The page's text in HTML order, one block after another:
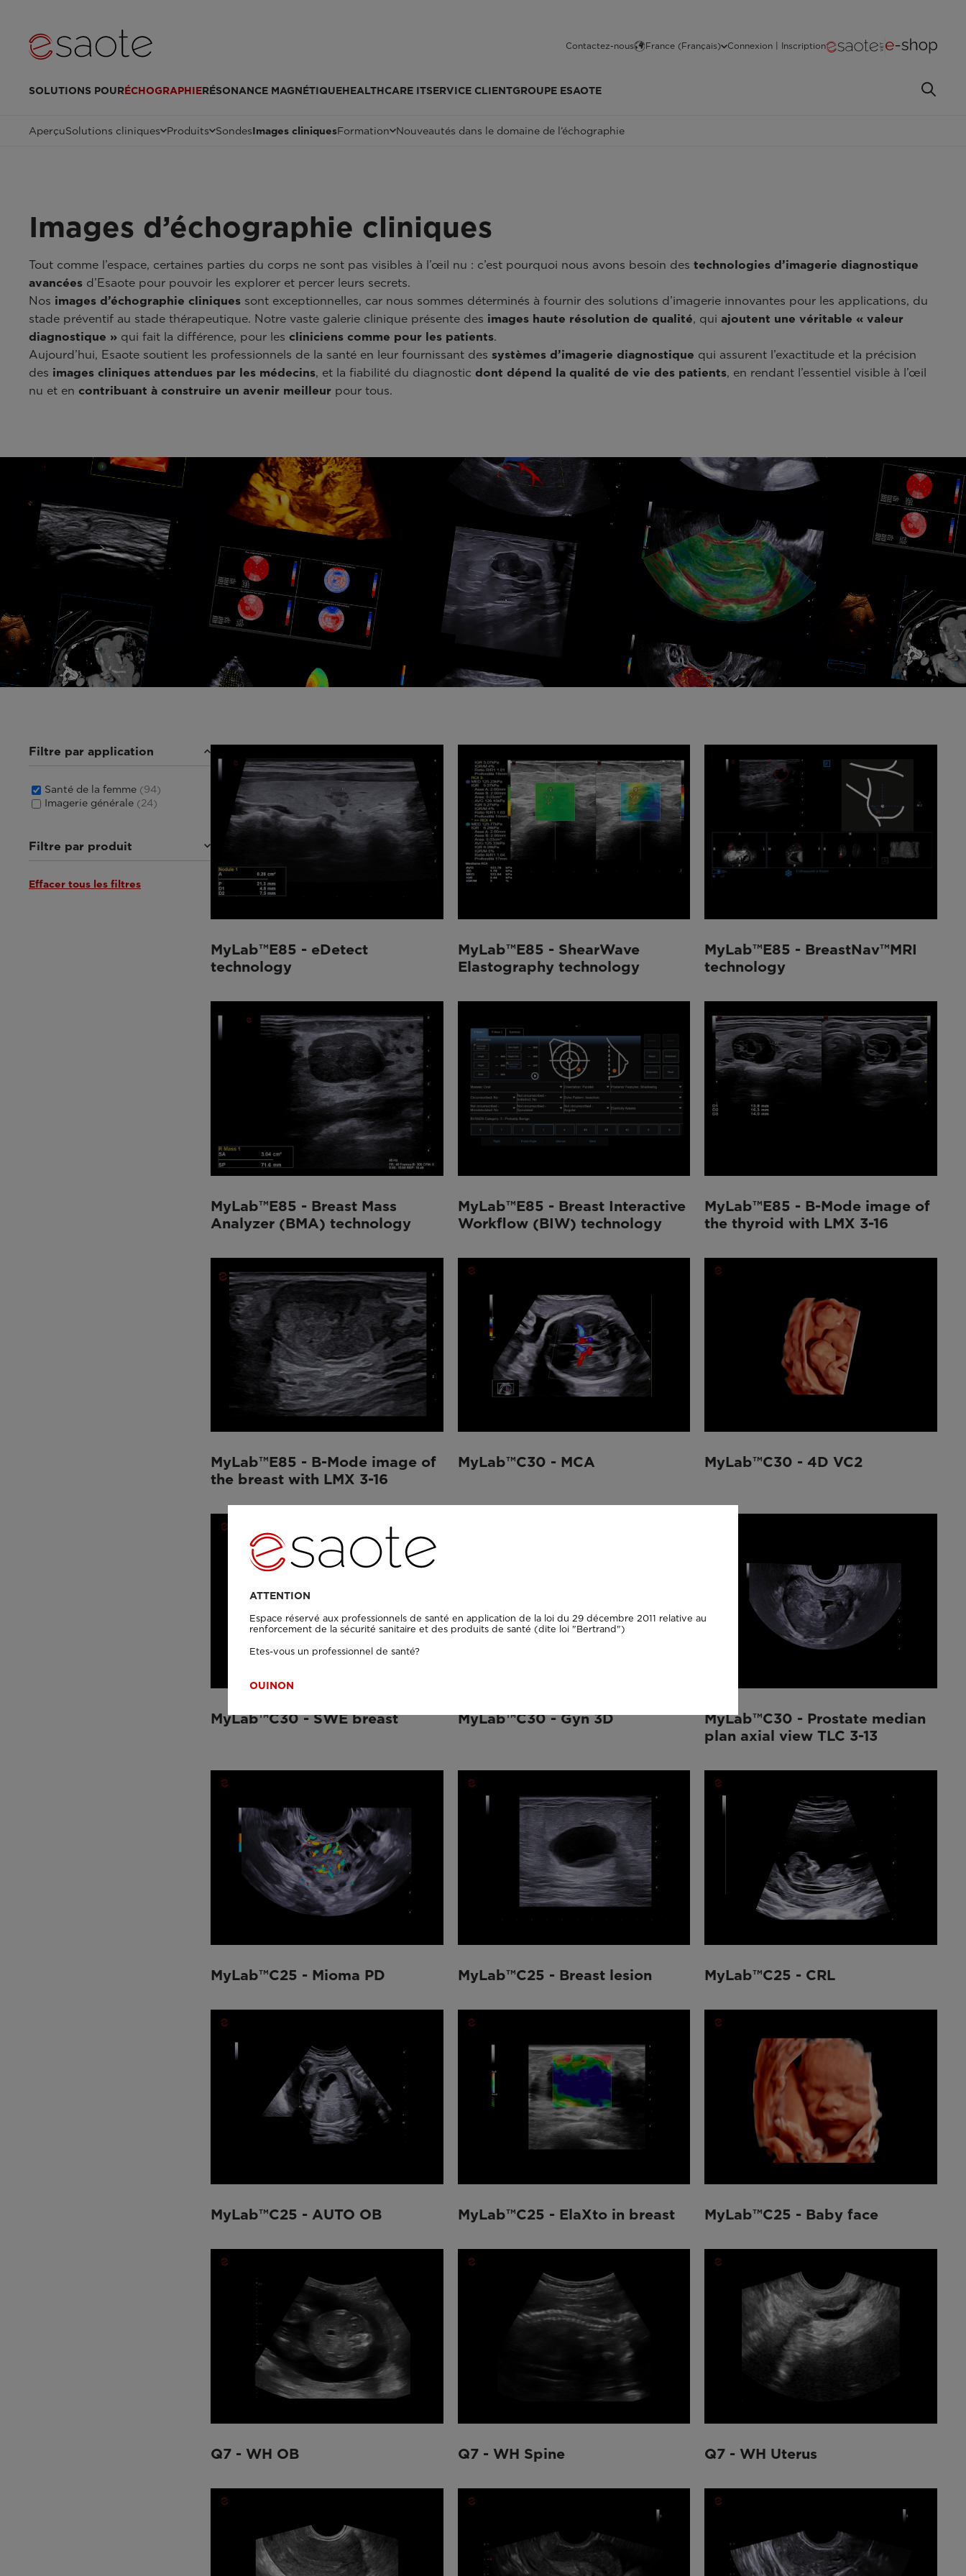
Contactez-nous France (Français) Connexion | Inscription
SOLUTIONS POURÉCHOGRAPHIERÉSONANCE MAGNÉTIQUEHEALTHCARE ITSERVICE CLIENTGROUPE ESAOTE
AperçuSolutions cliniques Produits SondesImages cliniquesFormation Nouveautés dans le domaine de l’échographie
Images d’échographie cliniques
Tout comme l’espace, certaines parties du corps ne sont pas visibles à l’œil nu : c’est pourquoi nous avons besoin des technologies d’imagerie diagnostique
avancées d’Esaote pour pouvoir les explorer et percer leurs secrets.
Nos images d’échographie cliniques sont exceptionnelles, car nous sommes déterminés à fournir des solutions d’imagerie innovantes pour les applications, du
stade préventif au stade thérapeutique. Notre vaste galerie clinique présente des images haute résolution de qualité, qui ajoutent une véritable « valeur
diagnostique » qui fait la différence, pour les cliniciens comme pour les patients.
Aujourd’hui, Esaote soutient les professionnels de la santé en leur fournissant des systèmes d’imagerie diagnostique qui assurent l’exactitude et la précision
des images cliniques attendues par les médecins, et la fiabilité du diagnostic dont dépend la qualité de vie des patients, en rendant l’essentiel visible à l’œil
nu et en contribuant à construire un avenir meilleur pour tous.
Filtre par application
Santé de la femme (94)
Imagerie générale (24)
Filtre par produit
MyLab™E85(7)
Effacer tous les filtres
MyLab™E85 - eDetect
technology
MyLab™E85 - ShearWave
Elastography technology
MyLab™E85 - BreastNav™MRI
technology
MyLab™E85 - Breast Mass
Analyzer (BMA) technology
MyLab™E85 - Breast Interactive
Workflow (BIW) technology
MyLab™E85 - B-Mode image of
the thyroid with LMX 3-16
MyLab™E85 - B-Mode image of
the breast with LMX 3-16
MyLab™C30 - MCA MyLab™C30 - 4D VC2
MyLab™C30 - SWE breast MyLab™C30 - Gyn 3D
MyLab™C30 - Prostate median
plan axial view TLC 3-13
MyLab™C25 - Mioma PD MyLab™C25 - Breast lesion MyLab™C25 - CRL
MyLab™C25 - AUTO OB MyLab™C25 - ElaXto in breast MyLab™C25 - Baby face
Q7 - WH OB Q7 - WH Spine Q7 - WH Uterus
ATTENTION
Espace réservé aux professionnels de santé en application de la loi du 29 décembre 2011 relative au
renforcement de la sécurité sanitaire et des produits de santé (dite loi "Bertrand")
Etes-vous un professionnel de santé?
OUINON